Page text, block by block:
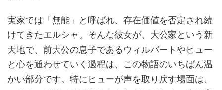
実家では「無能」と呼ばれ、存在価値を否定され続
けてきたエルシャ。そんな彼女が、大公家という新
天地で、前大公の息子であるウィルバートやヒュー
と心を通わせていく過程は、この物語のいちばん温
かい部分です。特にヒューが声を取り戻す場面は、